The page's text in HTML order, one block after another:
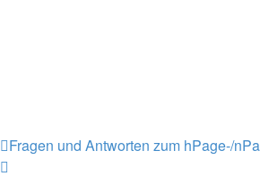
Fragen und Antworten zum hPage-/